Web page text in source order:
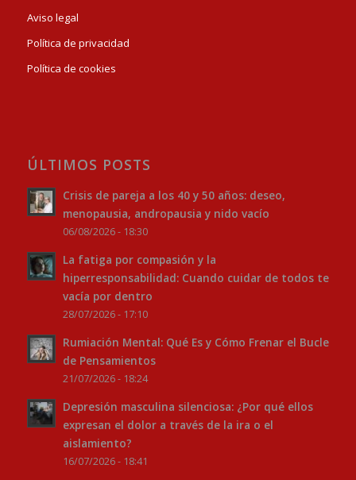
Aviso legal
Política de privacidad
Política de cookies
ÚLTIMOS POSTS
Crisis de pareja a los 40 y 50 años: deseo,
menopausia, andropausia y nido vacío
06/08/2026 - 18:30
La fatiga por compasión y la
hiperresponsabilidad: Cuando cuidar de todos te
vacía por dentro
28/07/2026 - 17:10
Rumiación Mental: Qué Es y Cómo Frenar el Bucle
de Pensamientos
21/07/2026 - 18:24
Depresión masculina silenciosa: ¿Por qué ellos
expresan el dolor a través de la ira o el
aislamiento?
16/07/2026 - 18:41